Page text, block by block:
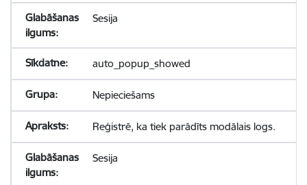
Sesija
auto_popup_showed
Nepieciešams
Reģistrē, ka tiek parādīts modālais logs.
Sesija